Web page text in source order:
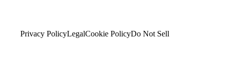
Privacy PolicyLegalCookie PolicyDo Not Sell